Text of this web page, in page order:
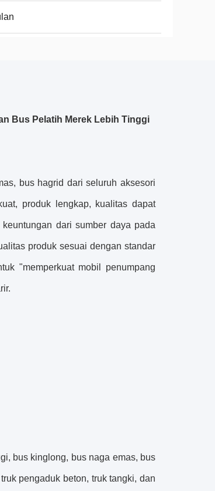
Bus Pelatih Merek Lebih Tinggi
bus hagrid dari seluruh aksesori
produk lengkap, kualitas dapat
dari sumber daya pada
produk sesuai dengan standar
"memperkuat mobil penumpang
bus kinglong, bus naga emas, bus
pengaduk beton, truk tangki, dan